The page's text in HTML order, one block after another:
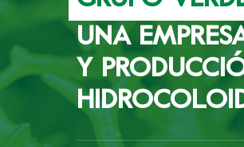
UNA
Y